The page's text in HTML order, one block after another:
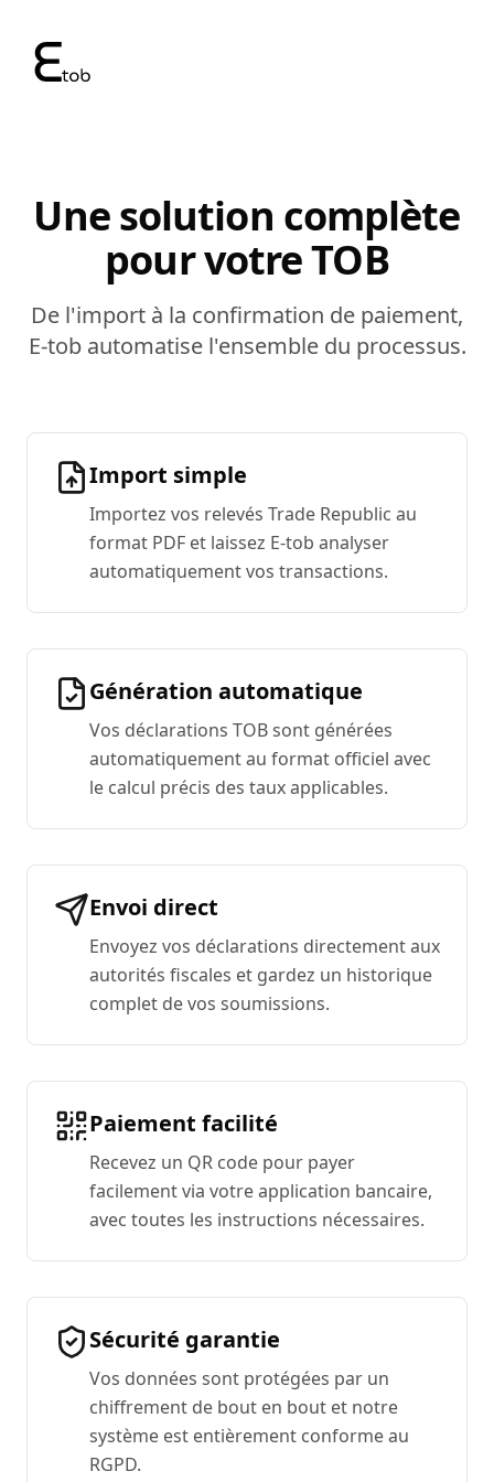
Une solution complète
pour votre TOB
De l'import à la confirmation de paiement,
E-tob automatise l'ensemble du processus.
Import simple
Importez vos relevés Trade Republic au
format PDF et laissez E-tob analyser
automatiquement vos transactions.
Génération automatique
Vos déclarations TOB sont générées
automatiquement au format officiel avec
le calcul précis des taux applicables.
Envoi direct
Envoyez vos déclarations directement aux
autorités fiscales et gardez un historique
complet de vos soumissions.
Paiement facilité
Recevez un QR code pour payer
facilement via votre application bancaire,
avec toutes les instructions nécessaires.
Sécurité garantie
Vos données sont protégées par un
chiffrement de bout en bout et notre
système est entièrement conforme au
RGPD.